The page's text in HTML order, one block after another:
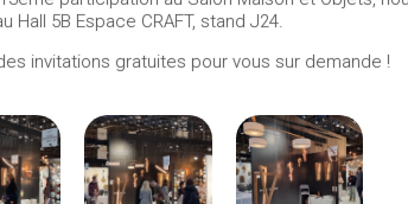
Hall 5B Espace CRAFT, stand J24.
invitations gratuites pour vous sur demande !